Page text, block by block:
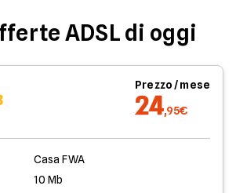
ADSL di oggi
Prezzo / mese
24,95€
Casa FWA
10 Mb